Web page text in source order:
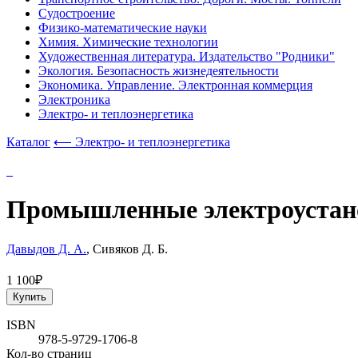
Судостроение
Физико-математические науки
Химия. Химические технологии
Художественная литература. Издательство "Родники"
Экология. Безопасность жизнедеятельности
Экономика. Управление. Электронная коммерция
Электроника
Электро- и теплоэнергетика
Каталог ⟵ Электро- и теплоэнергетика
Промышленные
Давыдов Д. А., Сивяков Д. Б.
1 100₽
Купить
ISBN
978-5-9729-1706-8
Кол-во страниц